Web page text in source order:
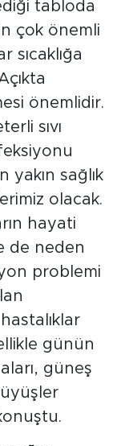
tabloda
çok önemli
sıcaklığa
önemlidir.
sıvı
yakın sağlık
olacak.
hayati
de neden
problemi
günün
güneş